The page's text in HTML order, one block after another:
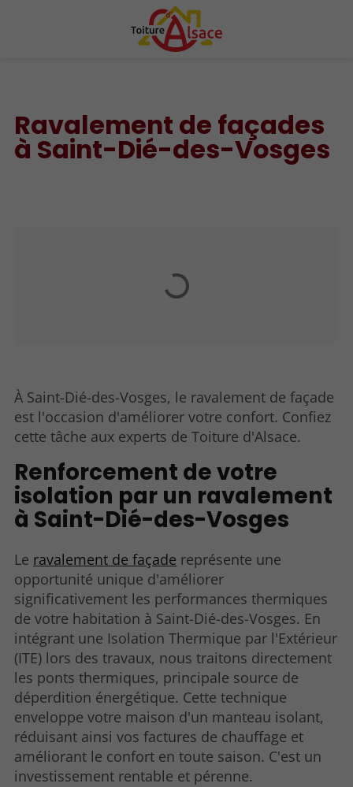
Ravalement de façades
à Saint-Dié-des-Vosges
À Saint-Dié-des-Vosges, le ravalement de façade
est l'occasion d'améliorer votre confort. Confiez
cette tâche aux experts de Toiture d'Alsace.
Renforcement de votre
isolation par un ravalement
à Saint-Dié-des-Vosges
Le ravalement de façade représente une
opportunité unique d'améliorer
significativement les performances thermiques
de votre habitation à Saint-Dié-des-Vosges. En
intégrant une Isolation Thermique par l'Extérieur
(ITE) lors des travaux, nous traitons directement
les ponts thermiques, principale source de
déperdition énergétique. Cette technique
enveloppe votre maison d'un manteau isolant,
réduisant ainsi vos factures de chauffage et
améliorant le confort en toute saison. C'est un
investissement rentable et pérenne.